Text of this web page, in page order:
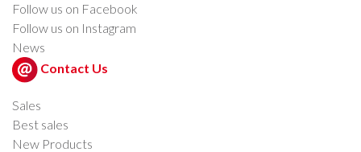
Follow us on Facebook
Follow us on Instagram
News
Contact Us
Sales
Best sales
New Products